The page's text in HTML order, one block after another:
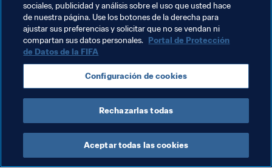
Copa Mundial Sub-20 de la FIFA Polonia 2019™
Japan Korea Republic Qatar Saudi Arabia
Honduras México USA New Zealand
Tahiti
sociales, publicidad y análisis sobre el uso que usted hace
de nuestra página. Use los botones de la derecha para
ajustar sus preferencias y solicitar que no se vendan ni
compartan sus datos personales. Portal de Protección
de Datos de la FIFA
Configuración de cookies
Rechazarlas todas
Aceptar todas las cookies